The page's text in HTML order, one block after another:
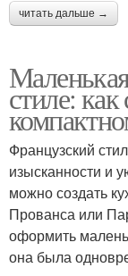
читать дальше →
стиле: как
Французский
изысканности и
можно создать
Прованса или
оформить
она была